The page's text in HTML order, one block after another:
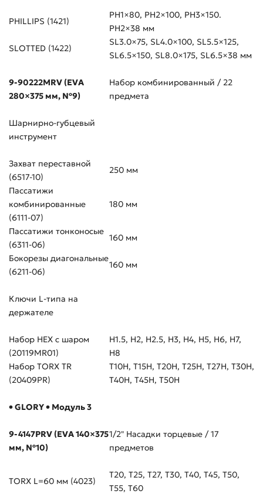
PHILLIPS (1421)
PH1×80, PH2×100, PH3×150.
PH2×38 мм
SLOTTED (1422)
SL3.0×75, SL4.0×100, SL5.5×125,
SL6.5×150, SL8.0×175, SL6.5×38 мм
9-90222MRV (EVA
280×375 мм, №9)
Набор комбинированный / 22
предмета
Шарнирно-губцевый
инструмент
Захват переставной
(6517-10)
250 мм
Пассатижи
комбинированные
(6111-07)
180 мм
Пассатижи тонконосые
(6311-06)
160 мм
Бокорезы диагональные
(6211-06)
160 мм
Ключи L-типа на
держателе
Набор HEX с шаром
(20119MR01)
H1.5, H2, H2.5, H3, H4, H5, H6, H7,
H8
Набор TORX TR
(20409PR)
Т10H, Т15H, Т20H, Т25H, Т27H, Т30H,
Т40H, Т45H, Т50H
• GLORY • Модуль 3
9-4147PRV (EVA 140×375
мм, №10)
1/2" Насадки торцевые / 17
предметов
TORX L=60 мм (4023)
T20, T25, T27, T30, T40, T45, T50,
T55, T60